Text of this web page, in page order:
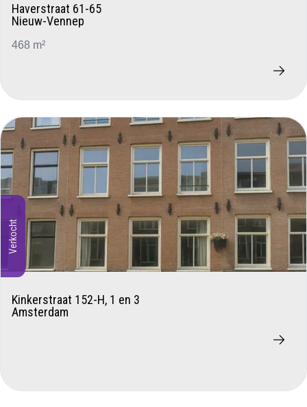
Haverstraat 61-65
Nieuw-Vennep
468 m²
Verkocht
Kinkerstraat 152-H, 1 en 3
Amsterdam